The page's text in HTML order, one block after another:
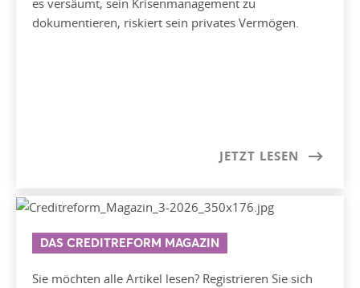
es versäumt, sein Krisenmanagement zu
dokumentieren, riskiert sein privates Vermögen.
JETZT LESEN
DAS CREDITREFORM MAGAZIN
Sie möchten alle Artikel lesen? Registrieren Sie sich